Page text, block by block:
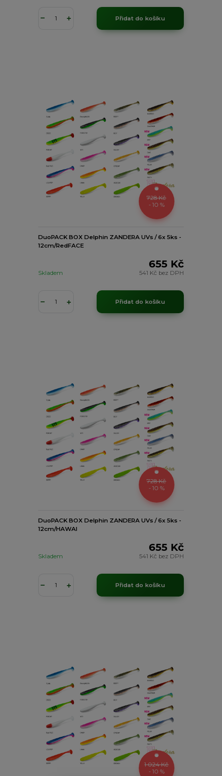
Přidat do košíku
728 Kč
- 10 %
DuoPACK BOX Delphin ZANDERA UVs / 6x 5ks -
12cm/RedFACE
655 Kč
541 Kč bez DPH
Skladem
Přidat do košíku
728 Kč
- 10 %
DuoPACK BOX Delphin ZANDERA UVs / 6x 5ks -
12cm/HAWAI
655 Kč
541 Kč bez DPH
Skladem
Přidat do košíku
1 024 Kč
- 10 %